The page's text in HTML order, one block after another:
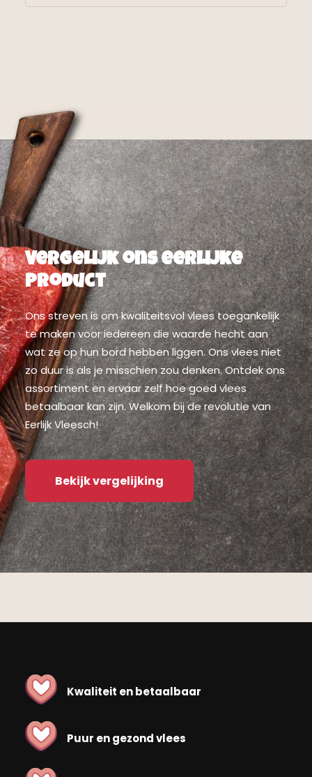
Vergelijk ons eerlijke
product
Ons streven is om kwaliteitsvol vlees toegankelijk
te maken voor iedereen die waarde hecht aan
wat ze op hun bord hebben liggen. Ons vlees niet
zo duur is als je misschien zou denken. Ontdek ons
assortiment en ervaar zelf hoe goed vlees
betaalbaar kan zijn. Welkom bij de revolutie van
Eerlijk Vleesch!
Bekijk vergelijking
Kwaliteit en betaalbaar
Puur en gezond vlees